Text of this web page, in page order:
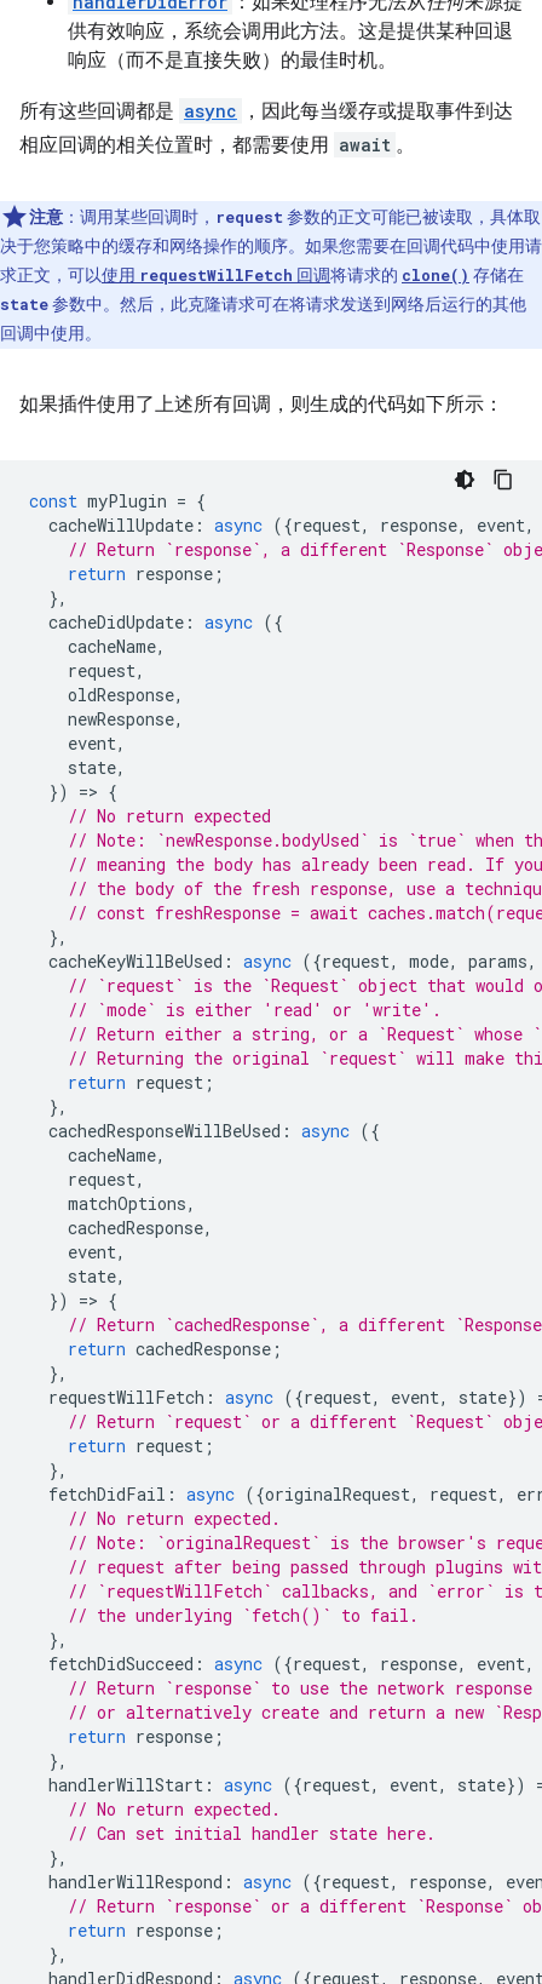
供有效响应，系统会调用此方法。这是提供某种回退
响应（而不是直接失败）的最佳时机。
所有这些回调都是 async
，因此每当缓存或提取事件到达
相应回调的相关位置时，都需要使用 await 。
注意 ：调用某些回调时， request 参数的正文可能已被读取，具体取
决于您策略中的缓存和网络操作的顺序。 如果您需要在回调代码中使用请
求正文，可以使用 requestWillFetch 回调将请求的 clone() 存储在
state参数中。然后，此克隆请求可在将请求发送到网络后运行的其他
回调中使用。
如果插件使用了上述所有回调，则生成的代码如下所示：
const myPlugin = {
cacheWillUpdate : async ({request, response, event,
// Return `response`, a different `Response`
return response ;
},
cacheDidUpdate : async ({
cacheName,
request,
oldResponse,
newResponse,
event,
state,
})
=> {
// No return expected
// Note: `newResponse.bodyUsed` is `true`
// meaning the body has already been read. If
// the body of the fresh response, use a
// const freshResponse = await
},
cacheKeyWillBeUsed : async ({request, mode, params,
// `request` is the `Request` object that would
// `mode` is either 'read' or 'write'.
// Return either a string, or a `Request` whose
// Returning the original `request` will make
return request ;
},
cachedResponseWillBeUsed : async ({
cacheName,
request,
matchOptions,
cachedResponse,
event,
state,
})
=> {
// Return `cachedResponse`, a different
return cachedResponse ;
},
requestWillFetch : async ({request, event, state})
// Return `request` or a different `Request`
return request ;
},
fetchDidFail : async ({originalRequest, request,
// No return expected.
// Note: `originalRequest` is the browser's
// request after being passed through plugins
// `requestWillFetch` callbacks, and `error` is
// the underlying `fetch()` to fail.
},
fetchDidSucceed : async ({request, response, event,
// Return `response` to use the network
// or alternatively create and return a new
return response ;
},
handlerWillStart : async ({request, event, state})
// No return expected.
// Can set initial handler state here.
},
handlerWillRespond : async ({request, response,
// Return `response` or a different `Response`
return response ;
},
handlerDidRespond : async ({request, response,